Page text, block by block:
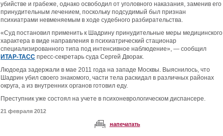
убийстве и грабеже, однако освободил от уголовного наказания, заменив его
принудительным лечением, поскольку подсудимый был признан
психиатрами невменяемым в ходе судебного разбирательства.
«Суд постановил применить к Шадрину принудительные меры медицинского
характера в виде направления в психиатрический стационар
специализированного типа под интенсивное наблюдение», — сообщил
ИТАР-ТАСС пресс-секретарь суда Сергей Дворак.
Людоеда задержали в мае 2011 года на западе Москвы. Выяснилось, что
Шадрин убил своего знакомого, части тела раскидал в различных районах
округа, а из внутренних органов готовил еду.
Преступник уже состоял на учете в психоневрологическом диспансере.
21 февраля 2012
напечатать